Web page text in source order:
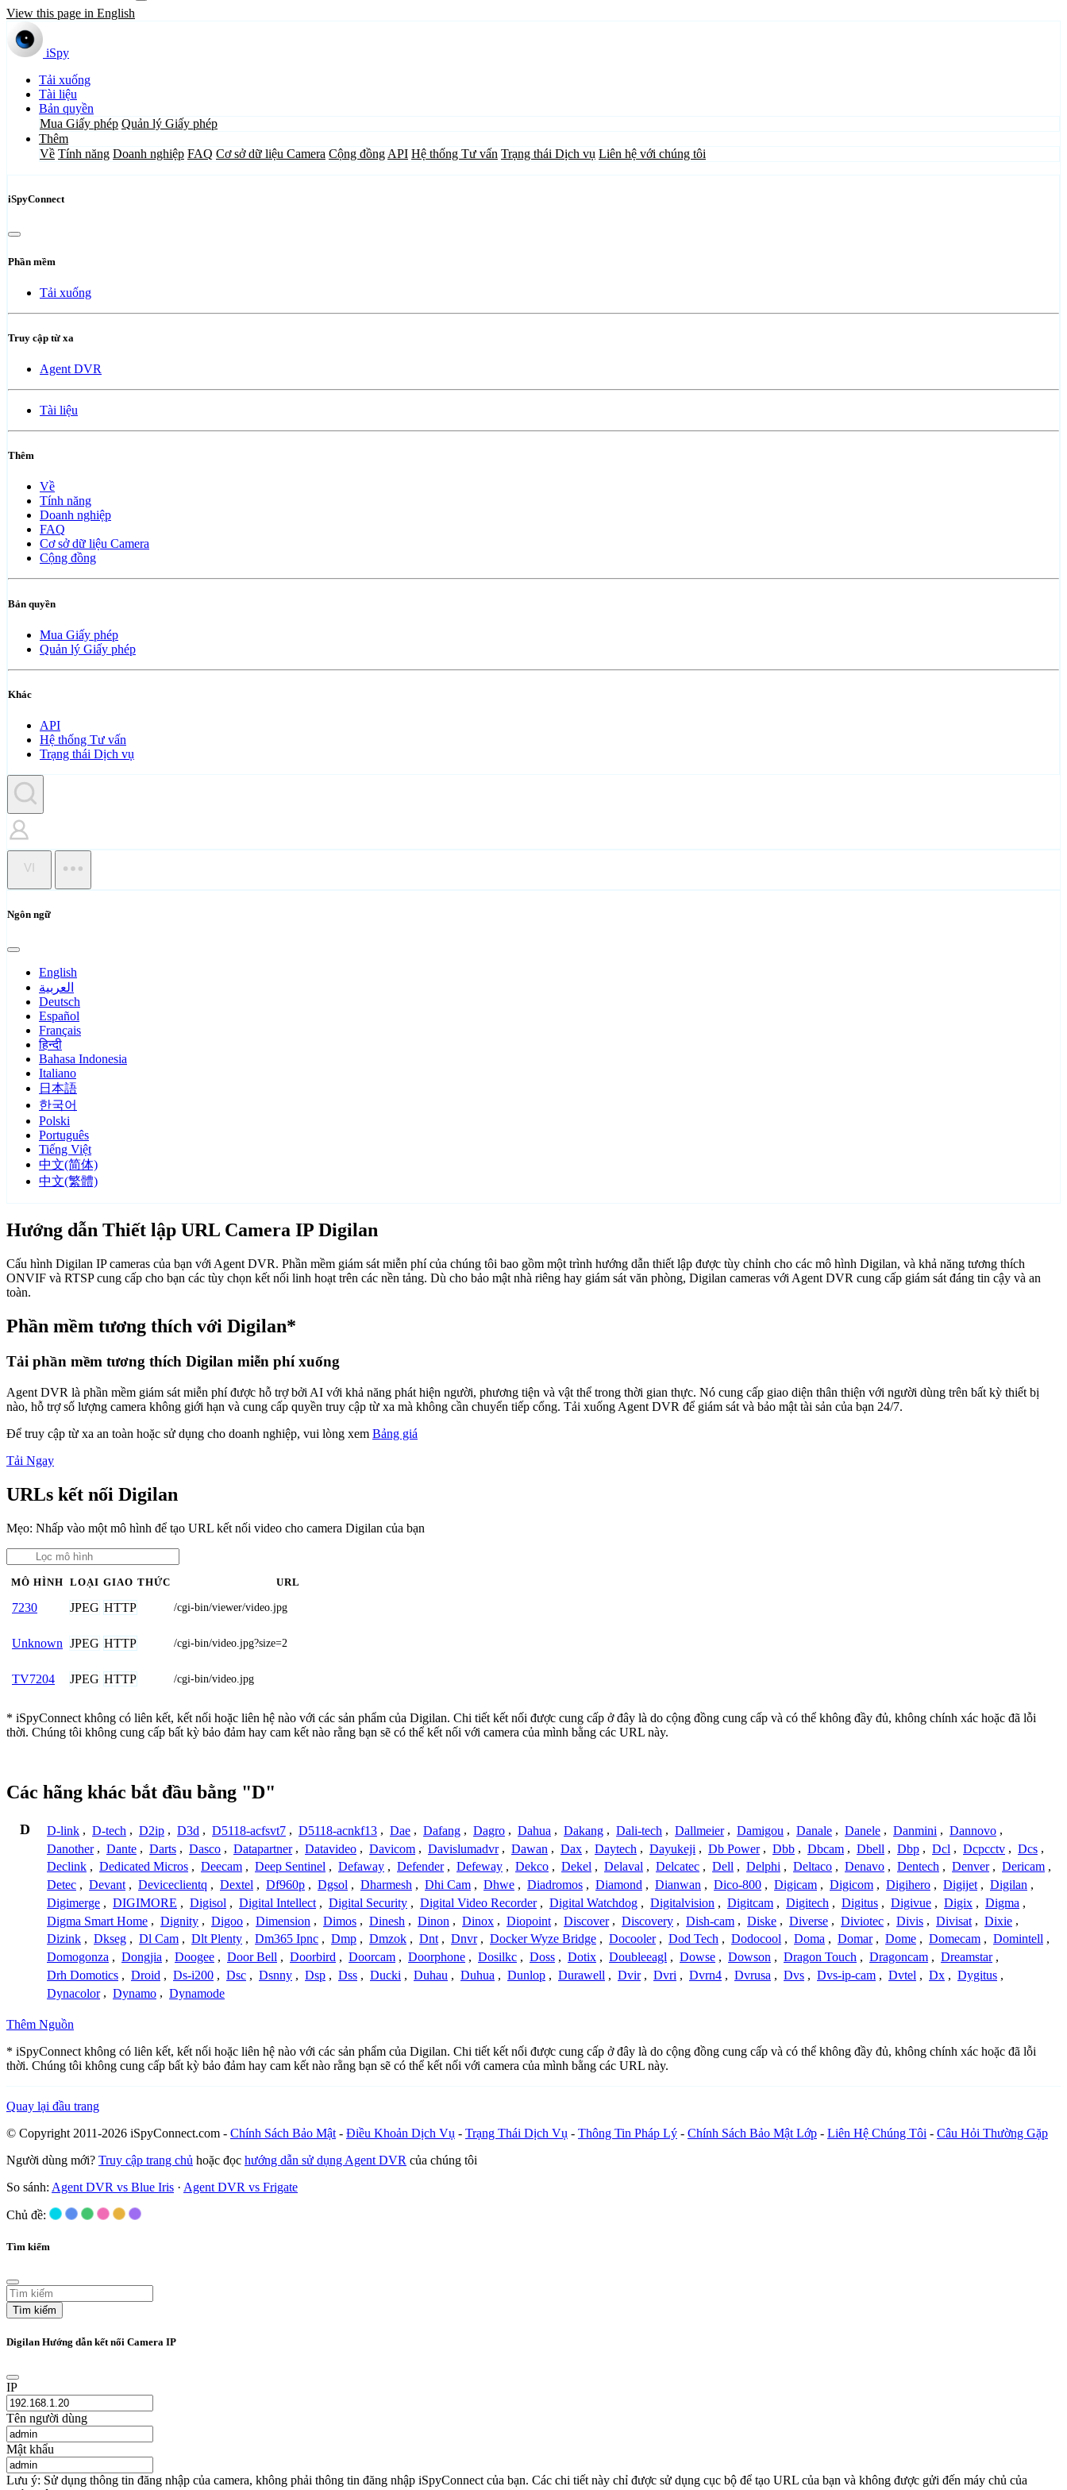
View this page in English
iSpy
Tải xuống
Tài liệu
Bản quyền
Mua Giấy phép Quản lý Giấy phép
Thêm
Về Tính năng Doanh nghiệp FAQ Cơ sở dữ liệu Camera Cộng đồng API Hệ thống Tư vấn Trạng thái Dịch vụ Liên hệ với chúng tôi
iSpyConnect
Phần mềm
Tải xuống
Truy cập từ xa
Agent DVR
Tài liệu
Thêm
Về
Tính năng
Doanh nghiệp
FAQ
Cơ sở dữ liệu Camera
Cộng đồng
Bản quyền
Mua Giấy phép
Quản lý Giấy phép
Khác
API
Hệ thống Tư vấn
Trạng thái Dịch vụ
VI
Ngôn ngữ
English
العربية
Deutsch
Español
Français
हिन्दी
Bahasa Indonesia
Italiano
日本語
한국어
Polski
Português
Tiếng Việt
中文(简体)
中文(繁體)
Hướng dẫn Thiết lập URL Camera IP Digilan
Cấu hình Digilan IP cameras của bạn với Agent DVR. Phần mềm giám sát miễn phí của chúng tôi bao gồm một trình hướng dẫn thiết lập được tùy chỉnh cho các mô hình Digilan, và khả năng tương thích
ONVIF và RTSP cung cấp cho bạn các tùy chọn kết nối linh hoạt trên các nền tảng. Dù cho bảo mật nhà riêng hay giám sát văn phòng, Digilan cameras với Agent DVR cung cấp giám sát đáng tin cậy và an
toàn.
Phần mềm tương thích với Digilan*
Tải phần mềm tương thích Digilan miễn phí xuống
Agent DVR là phần mềm giám sát miễn phí được hỗ trợ bởi AI với khả năng phát hiện người, phương tiện và vật thể trong thời gian thực. Nó cung cấp giao diện thân thiện với người dùng trên bất kỳ thiết bị
nào, hỗ trợ số lượng camera không giới hạn và cung cấp quyền truy cập từ xa mà không cần chuyển tiếp cổng. Tải xuống Agent DVR để giám sát và bảo mật tài sản của bạn 24/7.
Để truy cập từ xa an toàn hoặc sử dụng cho doanh nghiệp, vui lòng xem Bảng giá
Tải Ngay
URLs kết nối Digilan
Mẹo: Nhấp vào một mô hình để tạo URL kết nối video cho camera Digilan của bạn
MÔ HÌNH LOẠI GIAO THỨC URL
7230 JPEG HTTP /cgi-bin/viewer/video.jpg
Unknown JPEG HTTP /cgi-bin/video.jpg?size=2
TV7204 JPEG HTTP /cgi-bin/video.jpg
* iSpyConnect không có liên kết, kết nối hoặc liên hệ nào với các sản phẩm của Digilan. Chi tiết kết nối được cung cấp ở đây là do cộng đồng cung cấp và có thể không đầy đủ, không chính xác hoặc đã lỗi
thời. Chúng tôi không cung cấp bất kỳ bảo đảm hay cam kết nào rằng bạn sẽ có thể kết nối với camera của mình bằng các URL này.
Các hãng khác bắt đầu bằng "D"
D D-link , D-tech , D2ip , D3d , D5118-acfsvt7 , D5118-acnkf13 , Dae , Dafang , Dagro , Dahua , Dakang , Dali-tech , Dallmeier , Damigou , Danale , Danele , Danmini , Dannovo ,
Danother , Dante , Darts , Dasco , Datapartner , Datavideo , Davicom , Davislumadvr , Dawan , Dax , Daytech , Dayukeji , Db Power , Dbb , Dbcam , Dbell , Dbp , Dcl , Dcpcctv , Dcs ,
Declink , Dedicated Micros , Deecam , Deep Sentinel , Defaway , Defender , Defeway , Dekco , Dekel , Delaval , Delcatec , Dell , Delphi , Deltaco , Denavo , Dentech , Denver , Dericam ,
Detec , Devant , Deviceclientq , Dextel , Df960p , Dgsol , Dharmesh , Dhi Cam , Dhwe , Diadromos , Diamond , Dianwan , Dico-800 , Digicam , Digicom , Digihero , Digijet , Digilan ,
Digimerge , DIGIMORE , Digisol , Digital Intellect , Digital Security , Digital Video Recorder , Digital Watchdog , Digitalvision , Digitcam , Digitech , Digitus , Digivue , Digix , Digma ,
Digma Smart Home , Dignity , Digoo , Dimension , Dimos , Dinesh , Dinon , Dinox , Diopoint , Discover , Discovery , Dish-cam , Diske , Diverse , Diviotec , Divis , Divisat , Dixie ,
Dizink , Dkseg , Dl Cam , Dlt Plenty , Dm365 Ipnc , Dmp , Dmzok , Dnt , Dnvr , Docker Wyze Bridge , Docooler , Dod Tech , Dodocool , Doma , Domar , Dome , Domecam , Domintell ,
Domogonza , Dongjia , Doogee , Door Bell , Doorbird , Doorcam , Doorphone , Dosilkc , Doss , Dotix , Doubleeagl , Dowse , Dowson , Dragon Touch , Dragoncam , Dreamstar ,
Drh Domotics , Droid , Ds-i200 , Dsc , Dsnny , Dsp , Dss , Ducki , Duhau , Duhua , Dunlop , Durawell , Dvir , Dvri , Dvrn4 , Dvrusa , Dvs , Dvs-ip-cam , Dvtel , Dx , Dygitus ,
Dynacolor , Dynamo , Dynamode
Thêm Nguồn
* iSpyConnect không có liên kết, kết nối hoặc liên hệ nào với các sản phẩm của Digilan. Chi tiết kết nối được cung cấp ở đây là do cộng đồng cung cấp và có thể không đầy đủ, không chính xác hoặc đã lỗi
thời. Chúng tôi không cung cấp bất kỳ bảo đảm hay cam kết nào rằng bạn sẽ có thể kết nối với camera của mình bằng các URL này.
Quay lại đầu trang
© Copyright 2011-2026 iSpyConnect.com - Chính Sách Bảo Mật - Điều Khoản Dịch Vụ - Trạng Thái Dịch Vụ - Thông Tin Pháp Lý - Chính Sách Bảo Mật Lớp - Liên Hệ Chúng Tôi - Câu Hỏi Thường Gặp
Người dùng mới? Truy cập trang chủ hoặc đọc hướng dẫn sử dụng Agent DVR của chúng tôi
So sánh: Agent DVR vs Blue Iris · Agent DVR vs Frigate
Chủ đề:
Tìm kiếm
Tìm kiếm
Digilan Hướng dẫn kết nối Camera IP
IP
Tên người dùng
Mật khẩu
Lưu ý: Sử dụng thông tin đăng nhập của camera, không phải thông tin đăng nhập iSpyConnect của bạn. Các chi tiết này chỉ được sử dụng cục bộ để tạo URL của bạn và không được gửi đến máy chủ của